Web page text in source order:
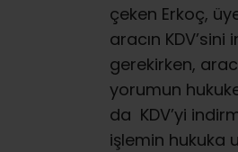
çeken Erkoç,
aracın
gerekirken,
yorumun
da KDV’yi
işlemin hukuka